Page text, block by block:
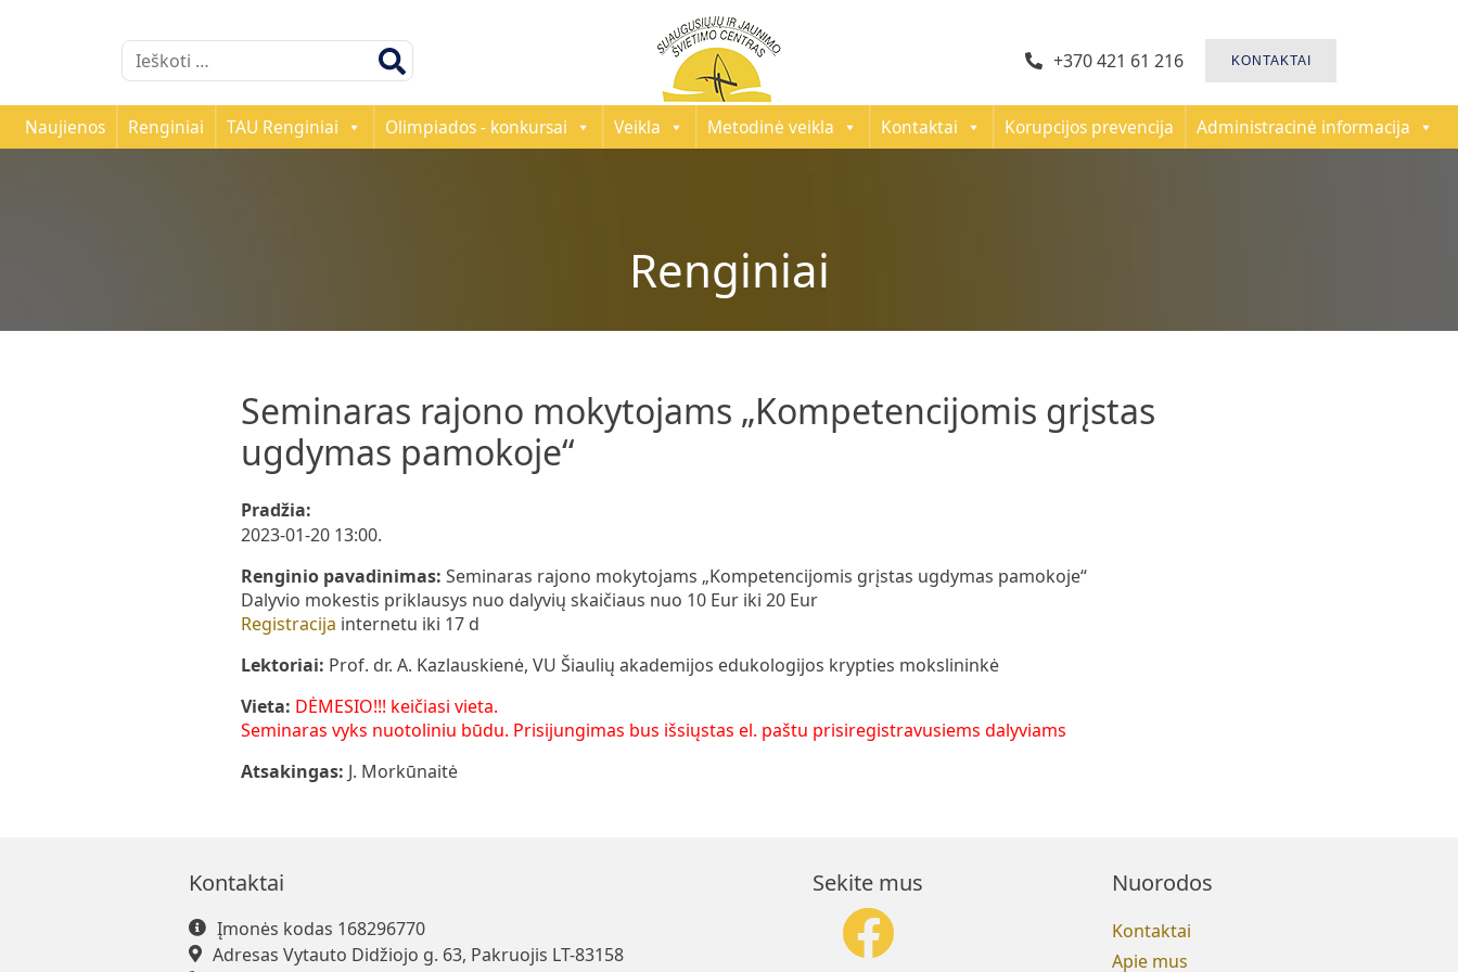
Ieškoti: +370 421 61 216 KONTAKTAI
Naujienos Renginiai TAU Renginiai Olimpiados - konkursai Veikla Metodinė veikla Kontaktai Korupcijos prevencija Administracinė informacija
Renginiai
Seminaras rajono mokytojams „Kompetencijomis grįstas
ugdymas pamokoje“
Pradžia:
2023-01-20 13:00.
Renginio pavadinimas: Seminaras rajono mokytojams „Kompetencijomis grįstas ugdymas pamokoje“
Dalyvio mokestis priklausys nuo dalyvių skaičiaus nuo 10 Eur iki 20 Eur
Registracija internetu iki 17 d
Lektoriai: Prof. dr. A. Kazlauskienė, VU Šiaulių akademijos edukologijos krypties mokslininkė
Vieta: DĖMESIO!!! keičiasi vieta.
Seminaras vyks nuotoliniu būdu. Prisijungimas bus išsiųstas el. paštu prisiregistravusiems dalyviams
Atsakingas: J. Morkūnaitė
Kontaktai
Įmonės kodas 168296770
Adresas Vytauto Didžiojo g. 63, Pakruojis LT-83158
Sekite mus Nuorodos
Kontaktai
Apie mus